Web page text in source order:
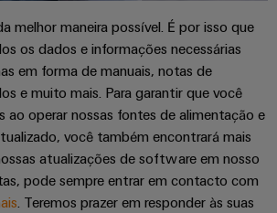
melhor maneira possível. É por isso que
os dados e informações necessárias
em forma de manuais, notas de
e muito mais. Para garantir que você
ao operar nossas fontes de alimentação e
você também encontrará mais
atualizações de software em nosso
pode sempre entrar em contacto com
. Teremos prazer em responder às suas